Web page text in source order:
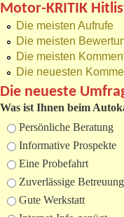
Motor-KRITIK
Die meisten Aufrufe
Die meisten
Die meisten
Die neuesten
Die neueste
Was ist Ihnen beim
Auswahlmöglichkeiten
Persönliche Beratung
Informative Prospekte
Eine Probefahrt
Zuverlässige Betreuung
Gute Werkstatt